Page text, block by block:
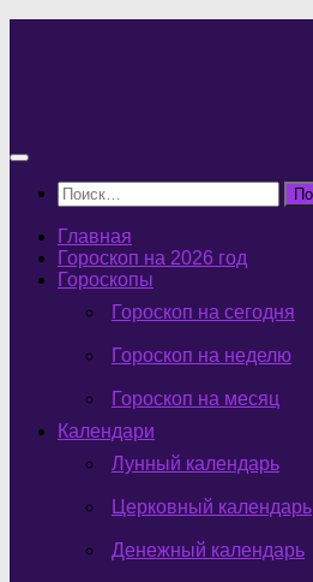
Найти:
Главная
Гороскоп на 2026 год
Гороскопы
Гороскоп на сегодня
Гороскоп на неделю
Гороскоп на месяц
Календари
Лунный календарь
Церковный календарь
Денежный календарь